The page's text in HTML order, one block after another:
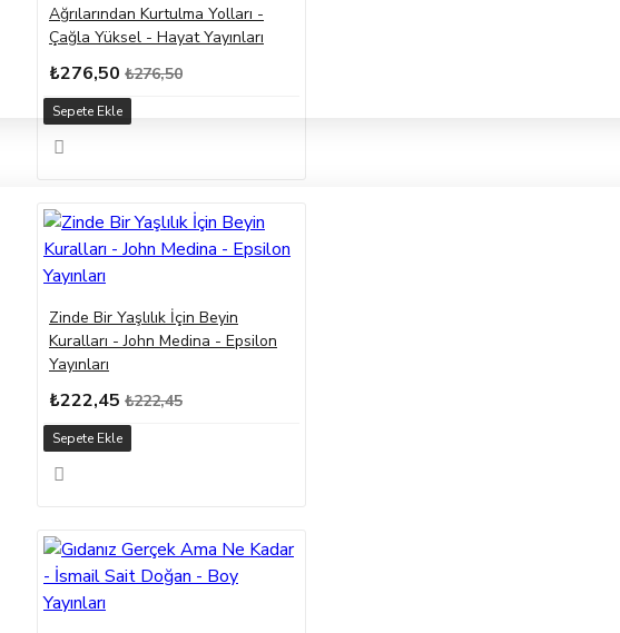
Ağrılarından Kurtulma Yolları -
Çağla Yüksel - Hayat Yayınları
₺276,50 ₺276,50
Sepete Ekle
Zinde Bir Yaşlılık İçin Beyin
Kuralları - John Medina - Epsilon
Yayınları
₺222,45 ₺222,45
Sepete Ekle